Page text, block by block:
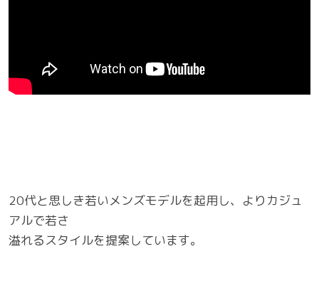
20代と思しき若いメンズモデルを起用し、よりカジュ
アルで若さ
溢れるスタイルを提案しています。